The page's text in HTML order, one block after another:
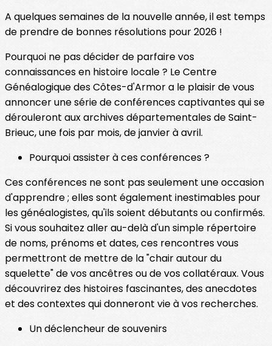
A quelques semaines de la nouvelle année, il est temps
de prendre de bonnes résolutions pour 2026 !
Pourquoi ne pas décider de parfaire vos
connaissances en histoire locale ? Le Centre
Généalogique des Côtes-d'Armor a le plaisir de vous
annoncer une série de conférences captivantes qui se
dérouleront aux archives départementales de Saint-
Brieuc, une fois par mois, de janvier à avril.
Pourquoi assister à ces conférences ?
Ces conférences ne sont pas seulement une occasion
d'apprendre ; elles sont également inestimables pour
les généalogistes, qu'ils soient débutants ou confirmés.
Si vous souhaitez aller au-delà d'un simple répertoire
de noms, prénoms et dates, ces rencontres vous
permettront de mettre de la "chair autour du
squelette" de vos ancêtres ou de vos collatéraux. Vous
découvrirez des histoires fascinantes, des anecdotes
et des contextes qui donneront vie à vos recherches.
Un déclencheur de souvenirs